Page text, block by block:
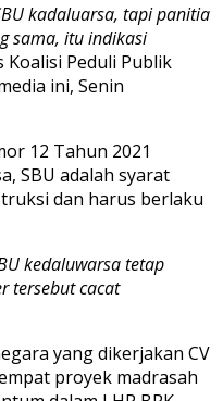
kadaluarsa, tapi panitia
sama, itu indikasi
Koalisi Peduli Publik
ini, Senin
12 Tahun 2021
SBU adalah syarat
dan harus berlaku
kedaluwarsa tetap
tersebut cacat
yang dikerjakan CV
proyek madrasah